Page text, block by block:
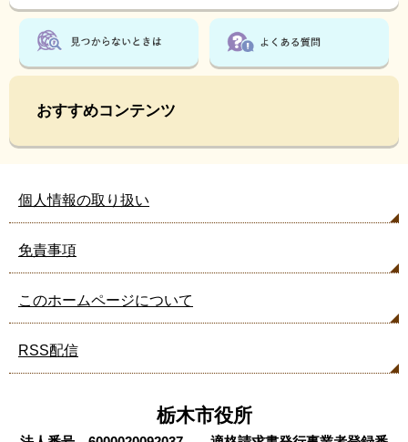
おすすめコンテンツ
個人情報の取り扱い
免責事項
このホームページについて
RSS配信
栃木市役所